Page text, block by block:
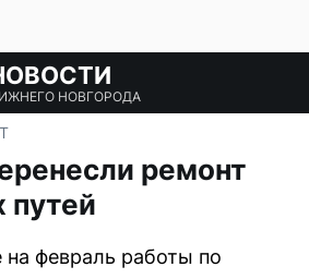
НОВГОРОДА
ремонт
путей
февраль работы по